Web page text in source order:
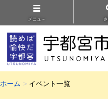
メニュ－
ホーム イベント一覧